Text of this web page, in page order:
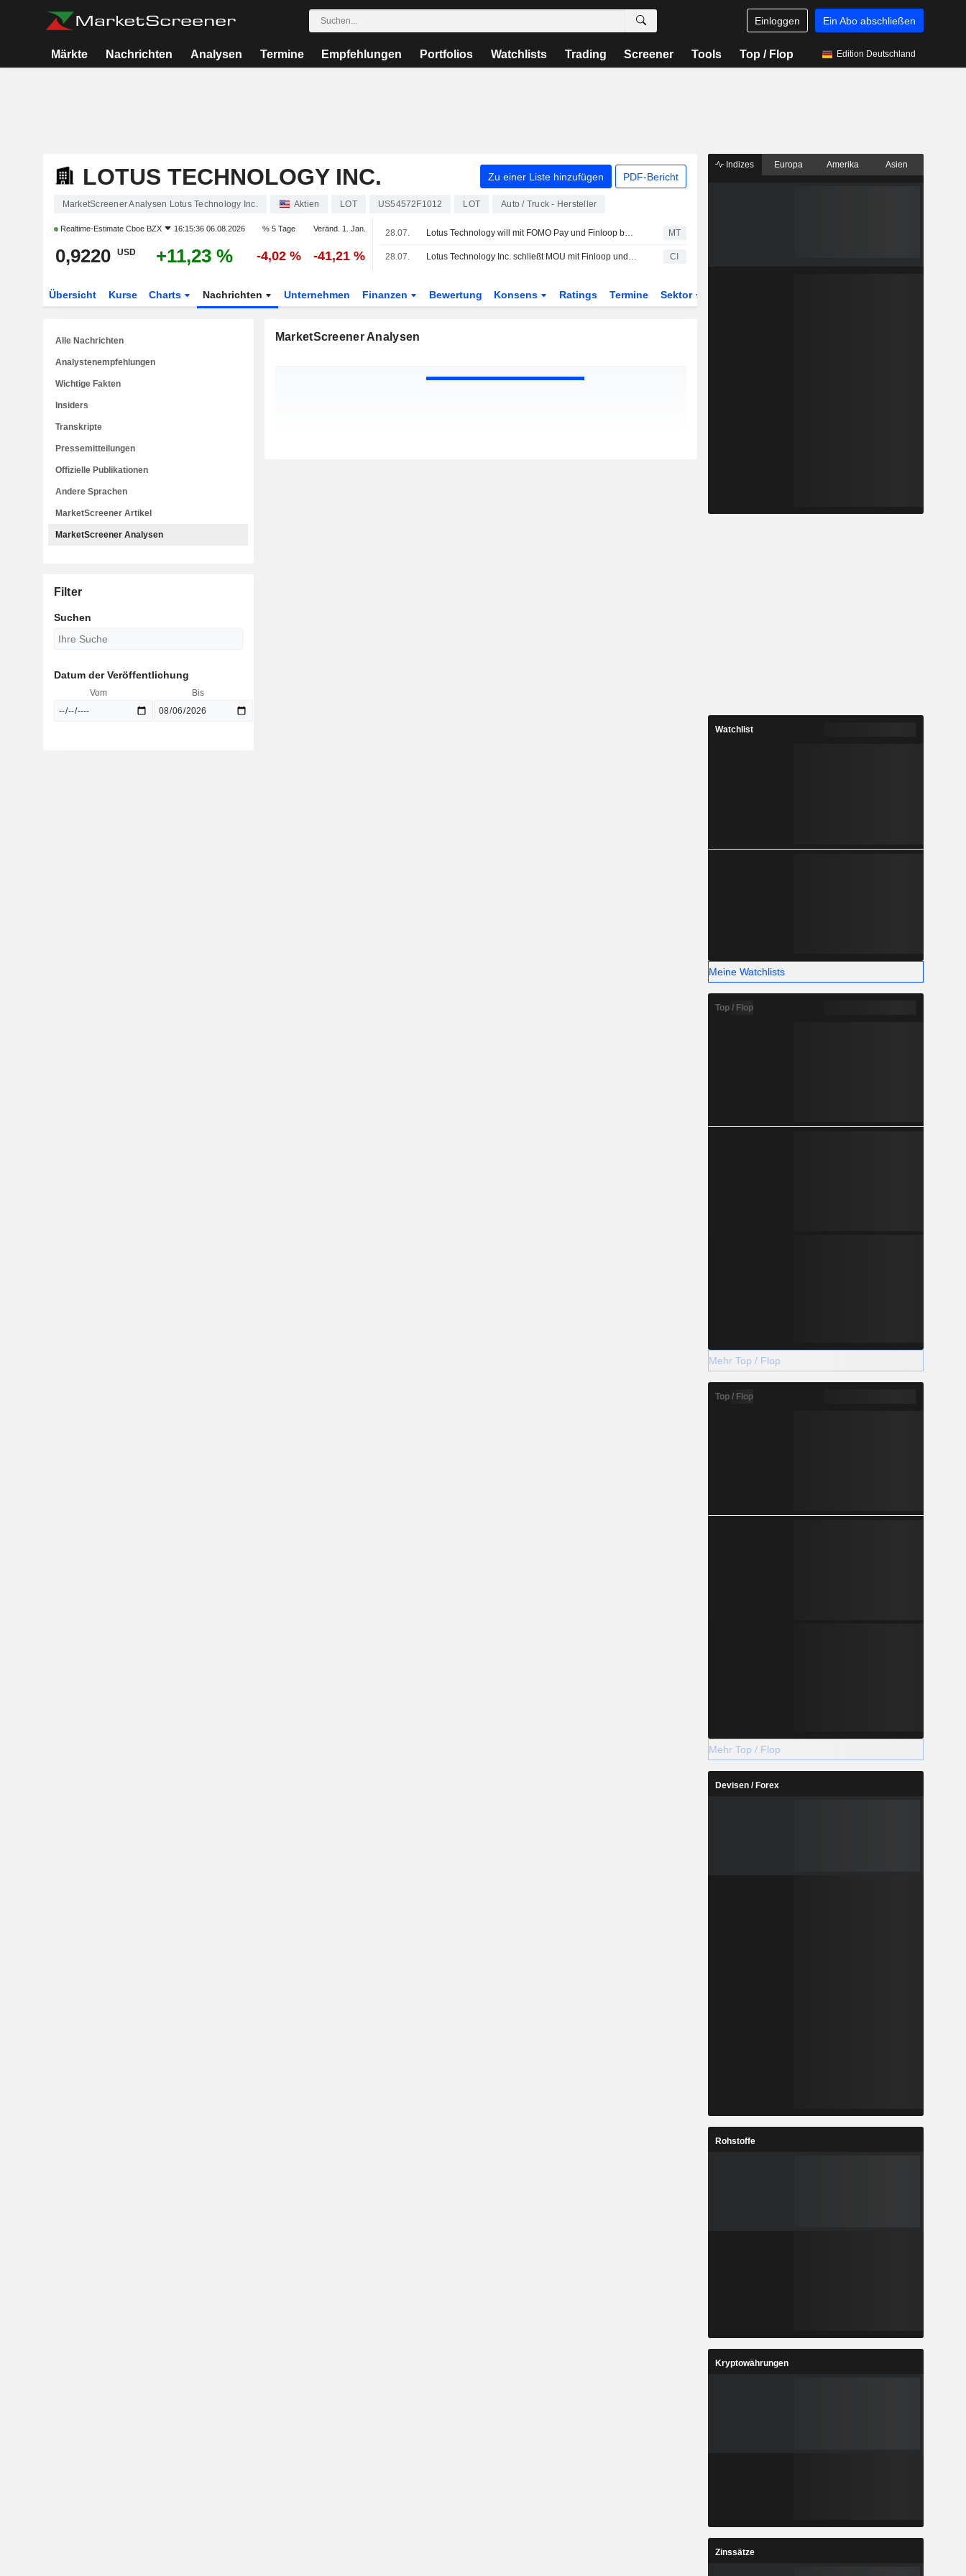
Einloggen Ein Abo abschließen
Märkte Nachrichten Analysen Termine Empfehlungen Portfolios Watchlists Trading Screener Tools Top / Flop Edition Deutschland
LOTUS TECHNOLOGY INC. Zu einer Liste hinzufügen PDF-Bericht
MarketScreener Analysen Lotus Technology Inc. Aktien LOT US54572F1012 LOT Auto / Truck - Hersteller
Realtime-Estimate Cboe BZX 16:15:36 06.08.2026 % 5 Tage Veränd. 1. Jan.
0,9220 USD +11,23 % -4,02 % -41,21 %
28.07. Lotus Technology will mit FOMO Pay und Finloop bei der Tokenisierung von Fahrzeugen zusammenarbeiten MT
28.07. Lotus Technology Inc. schließt MOU mit Finloop und FOMO Pay zur Prüfung der Fahrzeug-Tokenisierung CI
Übersicht Kurse Charts Nachrichten Unternehmen Finanzen Bewertung Konsens Ratings Termine Sektor
MarketScreener Analysen
Alle Nachrichten
Analystenempfehlungen
Wichtige Fakten
Insiders
Transkripte
Pressemitteilungen
Offizielle Publikationen
Andere Sprachen
MarketScreener Artikel
MarketScreener Analysen
Filter
Suchen
Datum der Veröffentlichung
Vom Bis
Indizes Europa Amerika Asien
Watchlist
Meine Watchlists
Top / Flop
Mehr Top / Flop
Top / Flop
Mehr Top / Flop
Devisen / Forex
Rohstoffe
Kryptowährungen
Zinssätze